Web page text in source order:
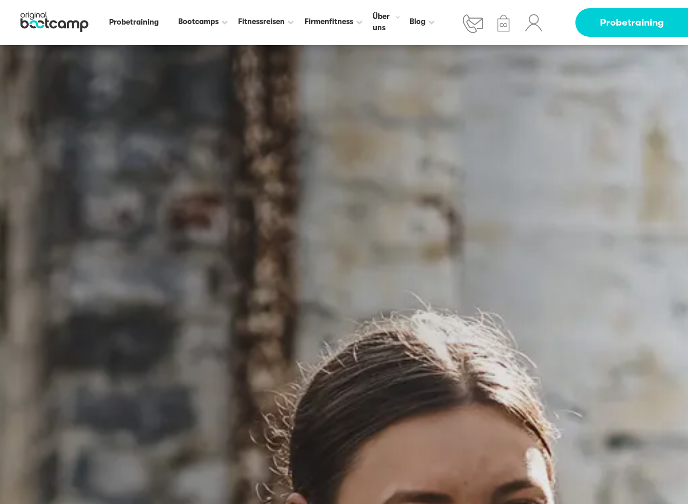
Probetraining Bootcamps Fitnessreisen Firmenfitness
Über
uns
Blog Probetraining